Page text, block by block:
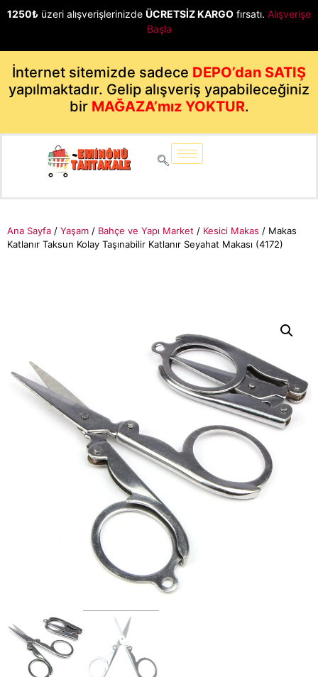
1250₺ üzeri alışverişlerinizde ÜCRETSİZ KARGO fırsatı. Alışverişe
Başla
İnternet sitemizde sadece DEPO’dan SATIŞ
yapılmaktadır. Gelip alışveriş yapabileceğiniz
bir MAĞAZA’mız YOKTUR.
Ana Sayfa / Yaşam / Bahçe ve Yapı Market / Kesici Makas / Makas
Katlanır Taksun Kolay Taşınabilir Katlanır Seyahat Makası (4172)